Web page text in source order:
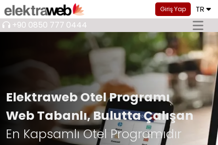
Giriş Yap TR
+90 0850 777 0444
Elektraweb Otel Programı
Web Tabanlı, Bulutta Çalışan
En Kapsamlı Otel Programıdır